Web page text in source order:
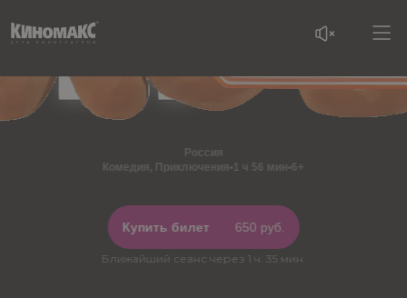
Россия
Комедия, Приключения •1 ч 56 мин • 6+
Купить билет 650 руб.
Ближайший сеанс через 1 ч. 35 мин.